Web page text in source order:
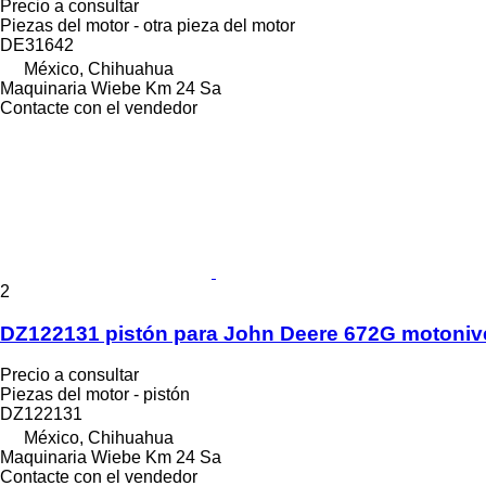
Precio a consultar
Piezas del motor - otra pieza del motor
DE31642
México, Chihuahua
Maquinaria Wiebe Km 24 Sa
Contacte con el vendedor
2
DZ122131 pistón para John Deere 672G
Precio a consultar
Piezas del motor - pistón
DZ122131
México, Chihuahua
Maquinaria Wiebe Km 24 Sa
Contacte con el vendedor